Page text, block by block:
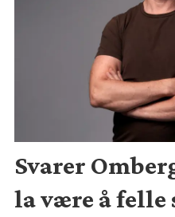
Svarer
la være å felle